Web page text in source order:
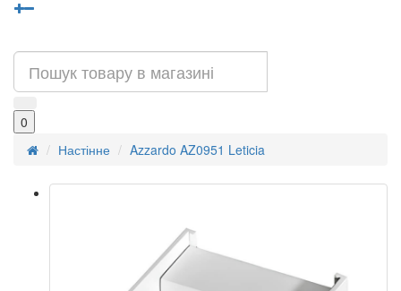
0
Настінне
Azzardo AZ0951 Leticia